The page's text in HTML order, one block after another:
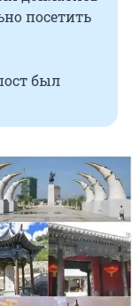
посетить
был